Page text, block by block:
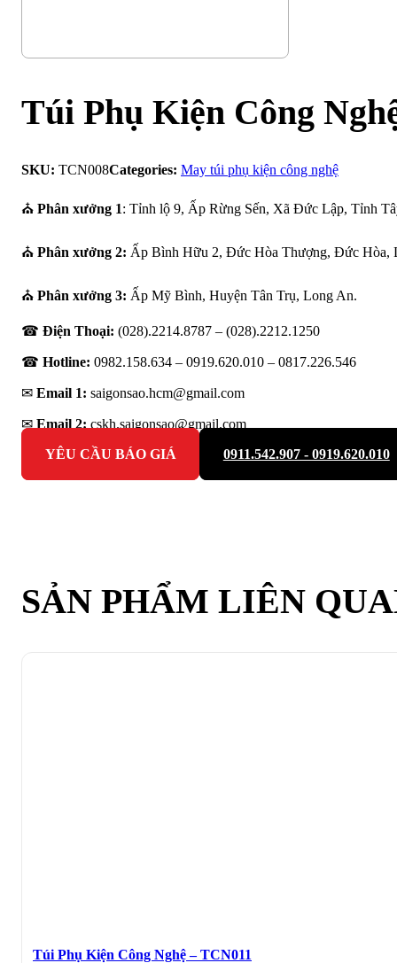
Túi Phụ Kiện Công
SKU: TCN008Categories: May túi phụ kiện công nghệ
⛪ Phân xưởng 1: Tỉnh lộ 9, Ấp Rừng Sến, Xã Đức Lập, Tỉnh
⛪ Phân xưởng 2: Ấp Bình Hữu 2, Đức Hòa Thượng, Đức Hòa,
⛪ Phân xưởng 3: Ấp Mỹ Bình, Huyện Tân Trụ, Long An.
☎ Điện Thoại: (028).2214.8787 – (028).2212.1250
☎ Hotline: 0982.158.634 – 0919.620.010 – 0817.226.546
✉ Email 1: saigonsao.hcm@gmail.com
✉ Email 2: cskh.saigonsao@gmail.com
YÊU CẦU BÁO GIÁ
0911.542.907 - 0919.620.010
SẢN PHẨM LIÊN
Túi Phụ Kiện Công Nghệ – TCN011